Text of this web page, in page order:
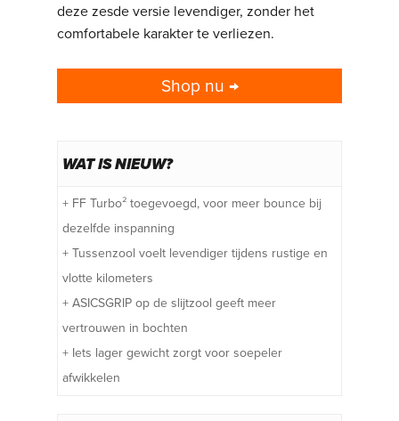
deze zesde versie levendiger, zonder het
comfortabele karakter te verliezen.
Shop nu →
WAT IS NIEUW?
+ FF Turbo² toegevoegd, voor meer bounce bij
dezelfde inspanning
+ Tussenzool voelt levendiger tijdens rustige en
vlotte kilometers
+ ASICSGRIP op de slijtzool geeft meer
vertrouwen in bochten
+ Iets lager gewicht zorgt voor soepeler
afwikkelen